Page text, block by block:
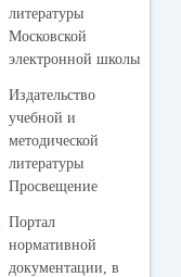
литературы
Московской
электронной школы
Издательство
учебной и
методической
литературы
Просвещение
Портал
нормативной
документации, в